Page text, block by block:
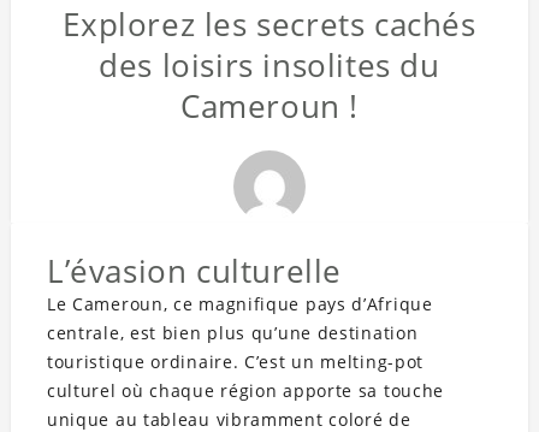
Explorez les secrets cachés
des loisirs insolites du
Cameroun !
L’évasion culturelle
Le Cameroun, ce magnifique pays d’Afrique
centrale, est bien plus qu’une destination
touristique ordinaire. C’est un melting-pot
culturel où chaque région apporte sa touche
unique au tableau vibramment coloré de